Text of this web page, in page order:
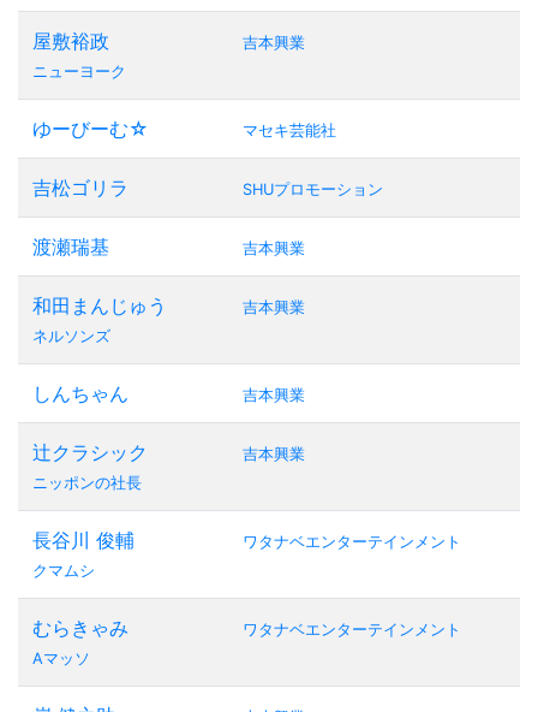
屋敷裕政
ニューヨーク
吉本興業
ゆーびーむ☆ マセキ芸能社
吉松ゴリラ SHUプロモーション
渡瀬瑞基 吉本興業
和田まんじゅう
ネルソンズ
吉本興業
しんちゃん 吉本興業
辻クラシック
ニッポンの社長
吉本興業
長谷川 俊輔
クマムシ
ワタナベエンターテインメント
むらきゃみ
Aマッソ
ワタナベエンターテインメント